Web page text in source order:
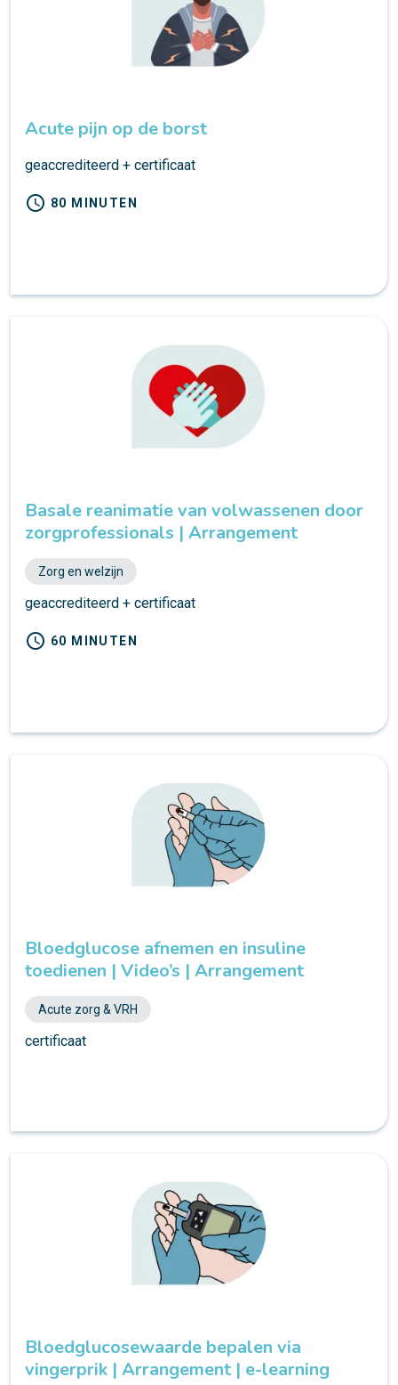
Acute pijn op de borst
geaccrediteerd + certificaat
schedule 80 MINUTEN
Basale reanimatie van volwassenen door
zorgprofessionals | Arrangement
Zorg en welzijn
geaccrediteerd + certificaat
schedule 60 MINUTEN
Bloedglucose afnemen en insuline
toedienen | Video’s | Arrangement
Acute zorg & VRH
certificaat
Bloedglucosewaarde bepalen via
vingerprik | Arrangement | e-learning